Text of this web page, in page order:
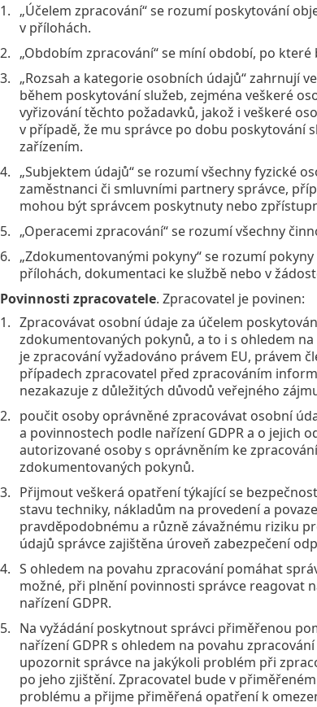
„Účelem zpracování“ se rozumí poskytování
v přílohách.
„Obdobím zpracování“ se míní období, po
„Rozsah a kategorie osobních údajů“ zahrnují
během poskytování služeb, zejména veškeré
vyřizování těchto požadavků, jakož i veškeré
v případě, že mu správce po dobu
zařízením.
„Subjektem údajů“ se rozumí všechny fyzické
zaměstnanci či smluvními partnery správce,
mohou být správcem poskytnuty nebo
„Operacemi zpracování“ se rozumí všechny
„Zdokumentovanými pokyny“ se rozumí
přílohách, dokumentaci ke službě nebo v
Povinnosti zpracovatele. Zpracovatel je povinen:
Zpracovávat osobní údaje za účelem
zdokumentovaných pokynů, a to i s ohledem
je zpracování vyžadováno právem EU, právem
případech zpracovatel před zpracováním
nezakazuje z důležitých důvodů veřejného
poučit osoby oprávněné zpracovávat osobní
a povinnostech podle nařízení GDPR a o jejich
autorizované osoby s oprávněním ke
zdokumentovaných pokynů.
Přijmout veškerá opatření týkající se
stavu techniky, nákladům na provedení a
pravděpodobnému a různě závažnému riziku
údajů správce zajištěna úroveň zabezpečení
S ohledem na povahu zpracování pomáhat
možné, při plnění povinnosti správce reagovat
nařízení GDPR.
Na vyžádání poskytnout správci přiměřenou
nařízení GDPR s ohledem na povahu
upozornit správce na jakýkoli problém při
po jeho zjištění. Zpracovatel bude v
problému a přijme přiměřená opatření k